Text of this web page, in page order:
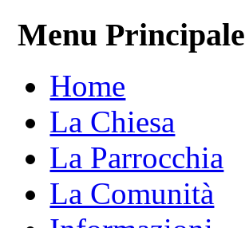
Menu Principale
Home
La Chiesa
La Parrocchia
La Comunità